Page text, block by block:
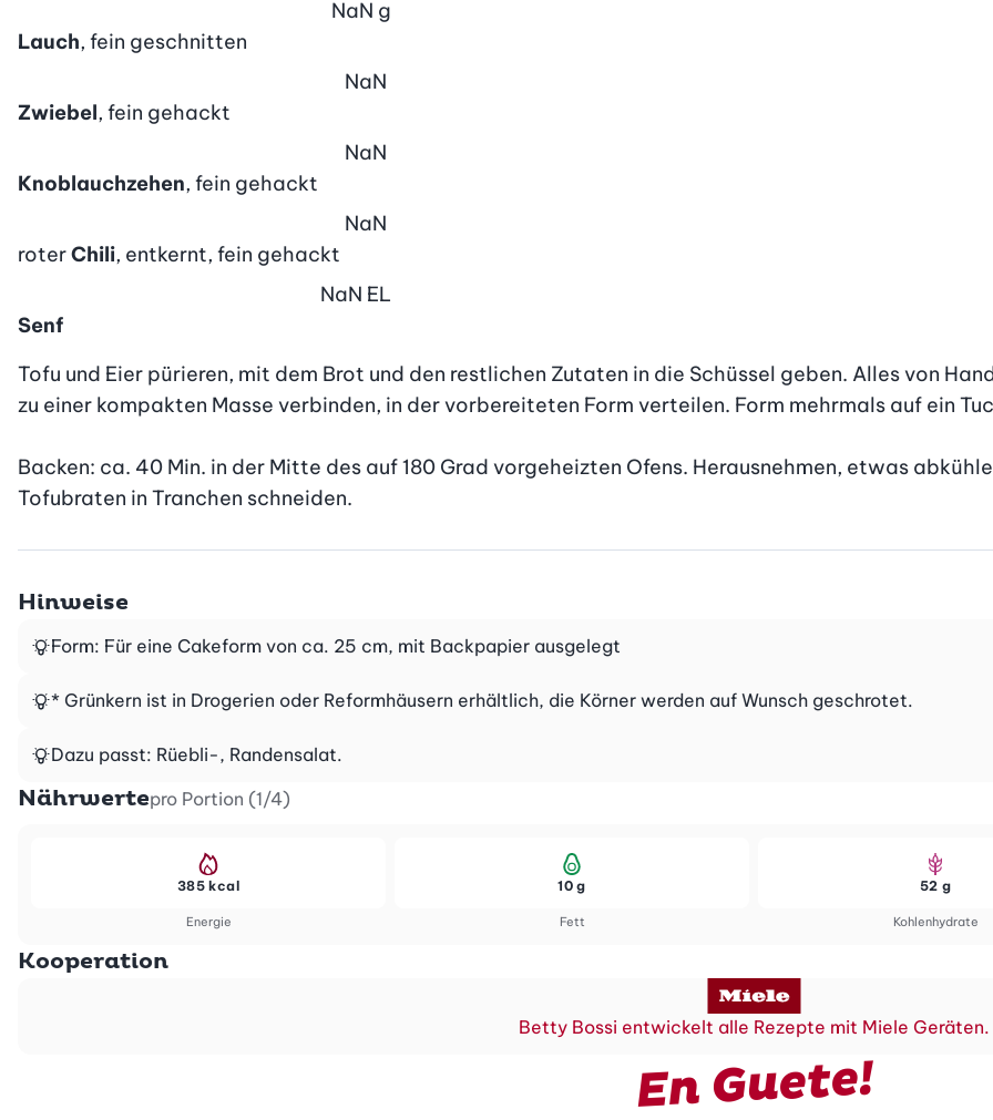
Lauch, fein geschnitten
NaN g
Zwiebel, fein gehackt
NaN
Knoblauchzehen, fein gehackt
NaN
roterChili, entkernt, fein gehackt
NaN
Senf
NaN EL
Tofu und Eier pürieren, mit dem Brot und den restlichen Zutaten in die Schüssel geben. Alles von
zu einer kompakten Masse verbinden, in der vorbereiteten Form verteilen. Form mehrmals auf ein
Backen: ca. 40 Min. in der Mitte des auf 180 Grad vorgeheizten Ofens. Herausnehmen, etwas
Tofubraten in Tranchen schneiden.
Hinweise
Form: Für eine Cakeform von ca. 25 cm, mit Backpapier ausgelegt
* Grünkern ist in Drogerien oder Reformhäusern erhältlich, die Körner werden auf Wunsch geschrotet.
Dazu passt: Rüebli-, Randensalat.
Nährwertepro Portion (1/4)
Energie
385 kcal
Fett
10 g
Kohlenhydrate
52 g
Kooperation
Betty Bossi entwickelt alle Rezepte mit Miele Geräten.
En Guete!